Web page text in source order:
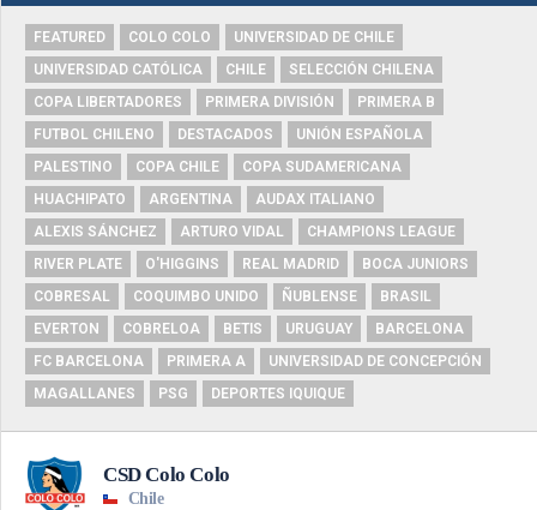
FEATURED COLO COLO
UNIVERSIDAD DE CHILE
UNIVERSIDAD CATÓLICA
CHILE
SELECCIÓN CHILENA
COPA LIBERTADORES
PRIMERA DIVISIÓN
PRIMERA B
FUTBOL CHILENO
DESTACADOS
UNIÓN ESPAÑOLA
PALESTINO
COPA CHILE
COPA SUDAMERICANA
HUACHIPATO
ARGENTINA
AUDAX ITALIANO
ALEXIS SÁNCHEZ
ARTURO VIDAL
CHAMPIONS LEAGUE
RIVER PLATE
O'HIGGINS REAL MADRID
BOCA JUNIORS
COBRESAL
COQUIMBO UNIDO ÑUBLENSE
BRASIL
EVERTON
COBRELOA BETIS URUGUAY
BARCELONA
FC BARCELONA
PRIMERA A
UNIVERSIDAD DE CONCEPCIÓN
MAGALLANES
PSG DEPORTES IQUIQUE